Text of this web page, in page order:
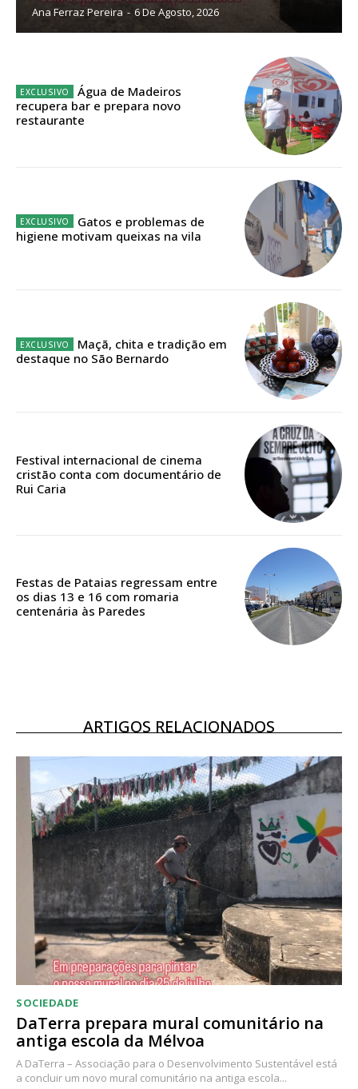
Acesso ao conteúdo online
Acesso aos conteúdos Exclusivos para
assinantes
16€
Acesso aos conteúdos Exclusivos para
assinantes
Ana Ferraz Pereira - 6 De Agosto, 2026
Água de Madeiros
recupera bar e prepara novo
restaurante
Gatos e problemas de
higiene motivam queixas na vila
Maçã, chita e tradição em
destaque no São Bernardo
Festival internacional de cinema
cristão conta com documentário de
Rui Caria
Festas de Pataias regressam entre
os dias 13 e 16 com romaria
centenária às Paredes
ARTIGOS RELACIONADOS
SOCIEDADE
DaTerra prepara mural comunitário na
antiga escola da Mélvoa
A DaTerra – Associação para o Desenvolvimento Sustentável está
a concluir um novo mural comunitário na antiga escola...